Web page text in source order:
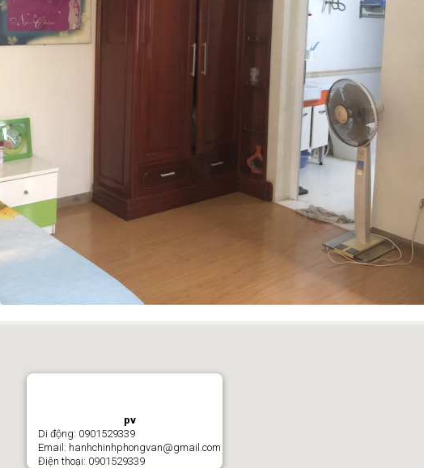
pv
Di động: 0901529339
Email: hanhchinhphongvan@gmail.com
Điện thoại: 0901529339